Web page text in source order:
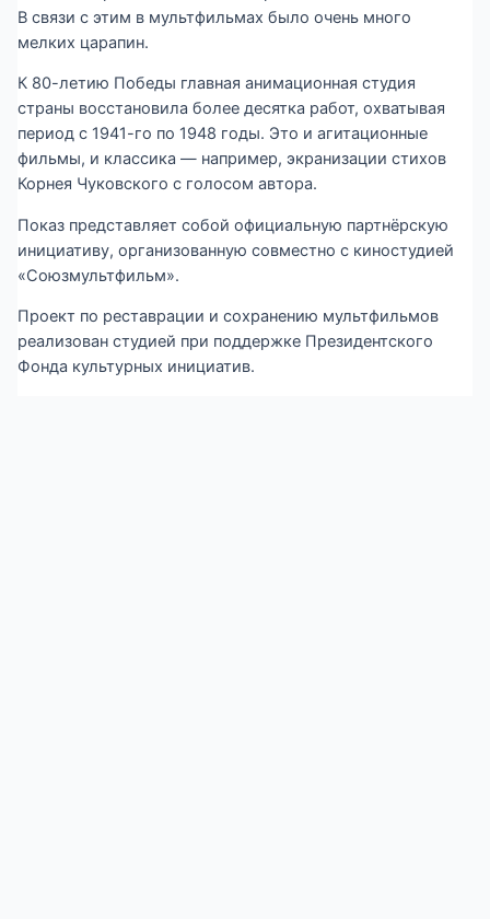
В связи с этим в мультфильмах было очень много
мелких царапин.
К 80-летию Победы главная анимационная студия
страны восстановила более десятка работ, охватывая
период с 1941-го по 1948 годы. Это и агитационные
фильмы, и классика — например, экранизации стихов
Корнея Чуковского с голосом автора.
Показ представляет собой официальную партнёрскую
инициативу, организованную совместно с киностудией
«Союзмультфильм».
Проект по реставрации и сохранению мультфильмов
реализован студией при поддержке Президентского
Фонда культурных инициатив.